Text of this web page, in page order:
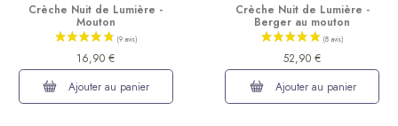
Crèche Nuit de Lumière -
Mouton
16,90 €
Ajouter au panier
Crèche Nuit de Lumière -
Berger au mouton
52,90 €
Ajouter au panier